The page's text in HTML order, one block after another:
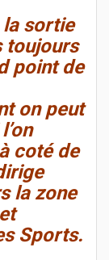
la sortie
toujours
point de
on peut
coté de
la zone
Sports.